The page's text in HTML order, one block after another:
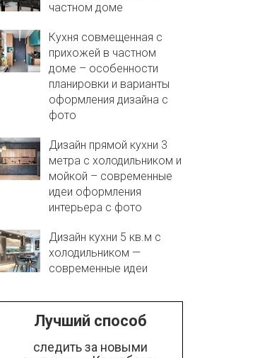
частном доме
Кухня совмещенная с
прихожей в частном
доме – особенности
планировки и варианты
оформления дизайна с
фото
Дизайн прямой кухни 3
метра с холодильником и
мойкой – современные
идеи оформления
интерьера с фото
Дизайн кухни 5 кв.м с
холодильником —
современные идеи
Лучший способ
следить за новыми